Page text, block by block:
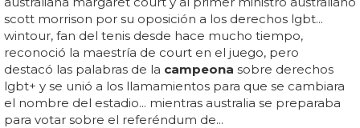
scott morrison por su oposición a los derechos lgbt...
wintour, fan del tenis desde hace mucho tiempo,
reconoció la maestría de court en el juego, pero
destacó las palabras de la campeona sobre derechos
lgbt+ y se unió a los llamamientos para que se cambiara
el nombre del estadio... mientras australia se preparaba
para votar sobre el referéndum de...